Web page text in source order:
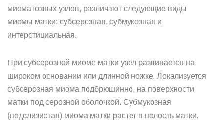
миоматозных узлов, различают следующие виды
миомы матки: субсерозная, субмукозная и
интерстициальная.
При субсерозной миоме матки узел развивается на
широком основании или длинной ножке. Локализуется
субсерозная миома подбрюшинно, на поверхности
матки под серозной оболочкой. Субмукозная
(подслизистая) миома матки растет в полость матки.